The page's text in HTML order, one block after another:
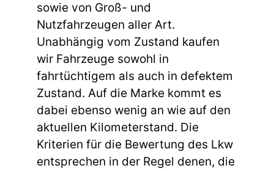
sowie von Groß- und
Nutzfahrzeugen aller Art.
Unabhängig vom Zustand kaufen
wir Fahrzeuge sowohl in
fahrtüchtigem als auch in defektem
Zustand. Auf die Marke kommt es
dabei ebenso wenig an wie auf den
aktuellen Kilometerstand. Die
Kriterien für die Bewertung des Lkw
entsprechen in der Regel denen, die